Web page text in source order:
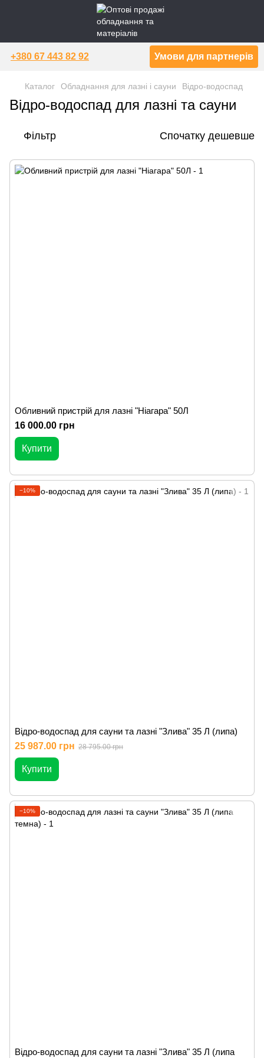
+380 67 443 82 92 Умови для партнерів
Каталог Обладнання для лазні і сауни Відро-водоспад
Відро-водоспад для лазні та сауни
Фільтр Спочатку дешевше
Обливний пристрій для лазні "Ніагара" 50Л
16 000.00 грн
Купити
−10%
Відро-водоспад для сауни та лазні "Злива" 35 Л (липа)
25 987.00 грн 28 795.00 грн
Купити
−10%
Відро-водоспад для сауни та лазні "Злива" 35 Л (липа